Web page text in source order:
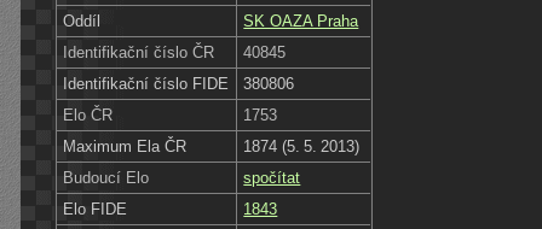
Oddíl
SK OAZA Praha
Identifikační číslo ČR
40845
Identifikační číslo FIDE
380806
Elo ČR
1753
Maximum Ela ČR
1874 (5. 5. 2013)
Budoucí Elo
spočítat
Elo FIDE
1843